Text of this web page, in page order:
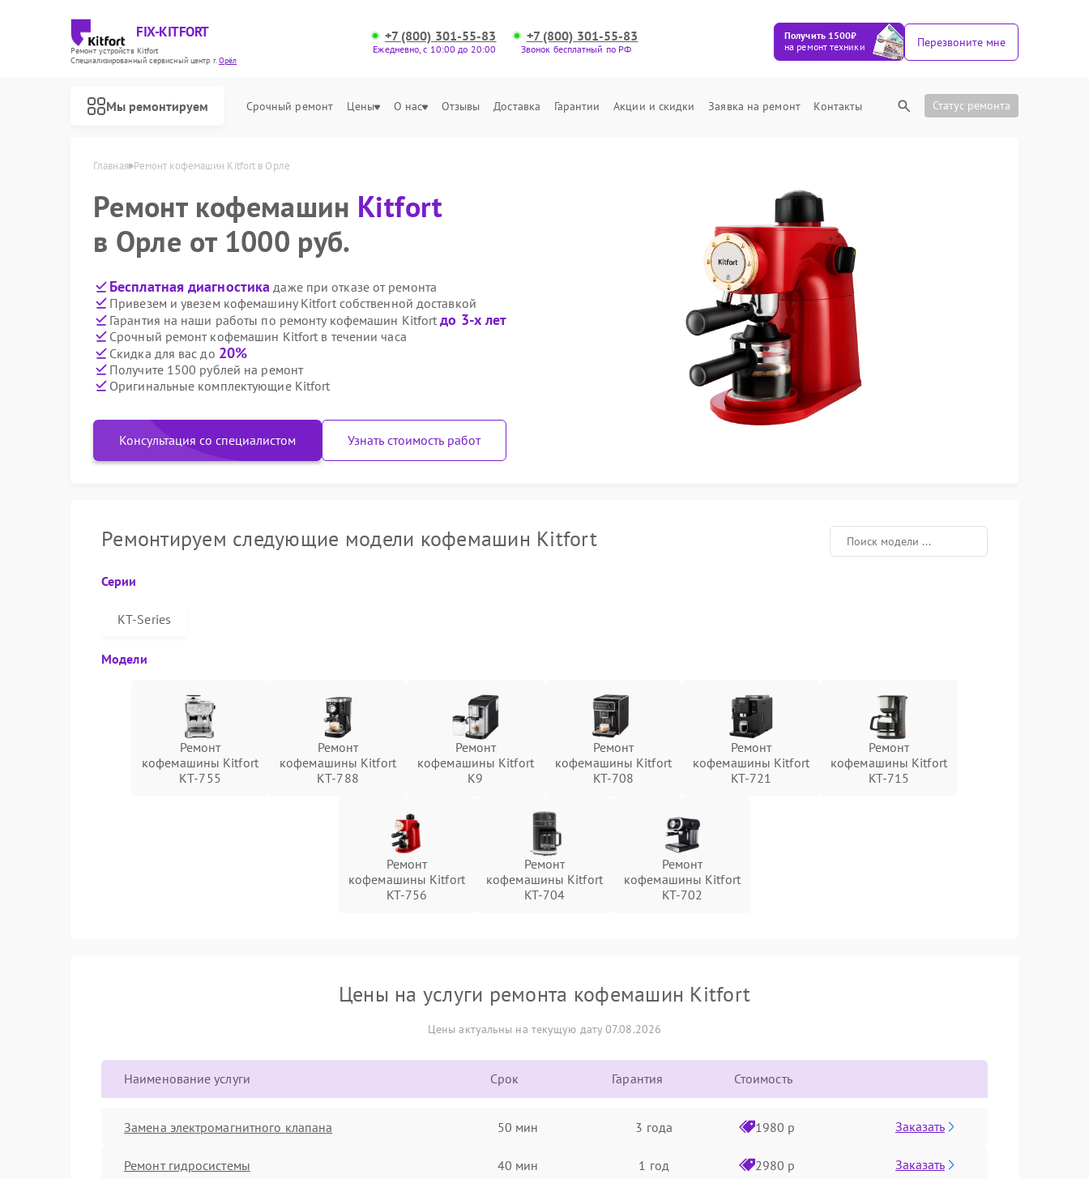
FIX-KITFORT
Ремонт устройств Kitfort
Специализированный cервисный центр г.Орёл
+7 (800) 301-55-83
Ежедневно, с 10:00 до 20:00
+7 (800) 301-55-83
Звонок бесплатный по РФ
Получить 1500₽
на ремонт техники
Перезвоните мне
Мы ремонтируем Срочный ремонт Цены О нас Отзывы Доставка Гарантии Акции и скидки Заявка на ремонт Контакты Статус ремонта
Главная Ремонт кофемашин Kitfort в Орле
Ремонт кофемашин Kitfort
в Орле от 1000 руб.
Бесплатная диагностика даже при отказе от ремонта
Привезем и увезем кофемашину Kitfort собственной доставкой
Гарантия на наши работы по ремонту кофемашин Kitfortдо 3-х лет
Срочный ремонт кофемашин Kitfort в течении часа
Скидка для вас до 20%
Получите 1500 рублей на ремонт
Оригинальные комплектующие Kitfort
Консультация со специалистом Узнать стоимость работ
Ремонтируем следующие модели кофемашин Kitfort
Серии
КТ-Series
Модели
Ремонт
кофемашины Kitfort
КТ-755
Ремонт
кофемашины Kitfort
КТ-788
Ремонт
кофемашины Kitfort
K9
Ремонт
кофемашины Kitfort
KT-708
Ремонт
кофемашины Kitfort
KT-721
Ремонт
кофемашины Kitfort
KT-715
Ремонт
кофемашины Kitfort
KT-756
Ремонт
кофемашины Kitfort
KT-704
Ремонт
кофемашины Kitfort
KT-702
Цены на услуги ремонта кофемашин Kitfort
Цены актуальны на текущую дату 07.08.2026
Наименование услуги Срок Гарантия Стоимость
Замена электромагнитного клапана 50 мин 3 года 1980 р Заказать
Ремонт гидросистемы 40 мин 1 год 2980 р Заказать